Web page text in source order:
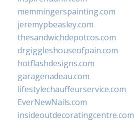
memmingerspainting.com
jeremypbeasley.com
thesandwichdepotcos.com
drgiggleshouseofpain.com
hotflashdesigns.com
garagenadeau.com
lifestylechauffeurservice.com
EverNewNails.com
insideoutdecoratingcentre.com